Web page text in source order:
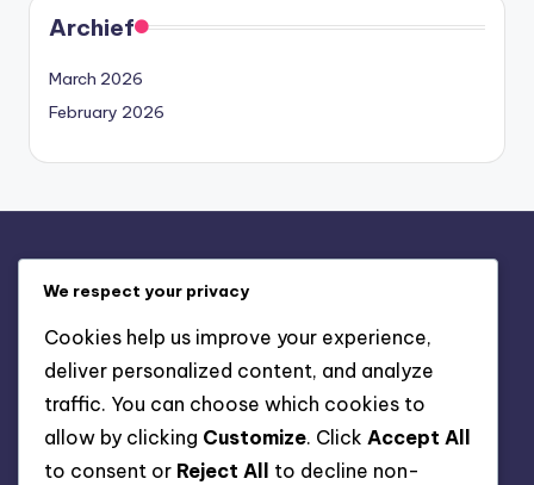
Archief
March 2026
February 2026
Over
Cookievoorkeuren
Privacybeleid
Gebruikersovereenkomst
We respect your privacy
Cookies help us improve your experience,
deliver personalized content, and analyze
traffic. You can choose which cookies to
allow by clicking Customize. Click Accept All
to consent or Reject All to decline non-